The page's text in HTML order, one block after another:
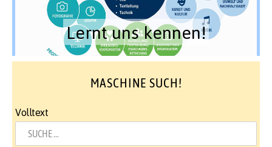
Lernt uns kennen!
MASCHINE SUCH!
Volltext